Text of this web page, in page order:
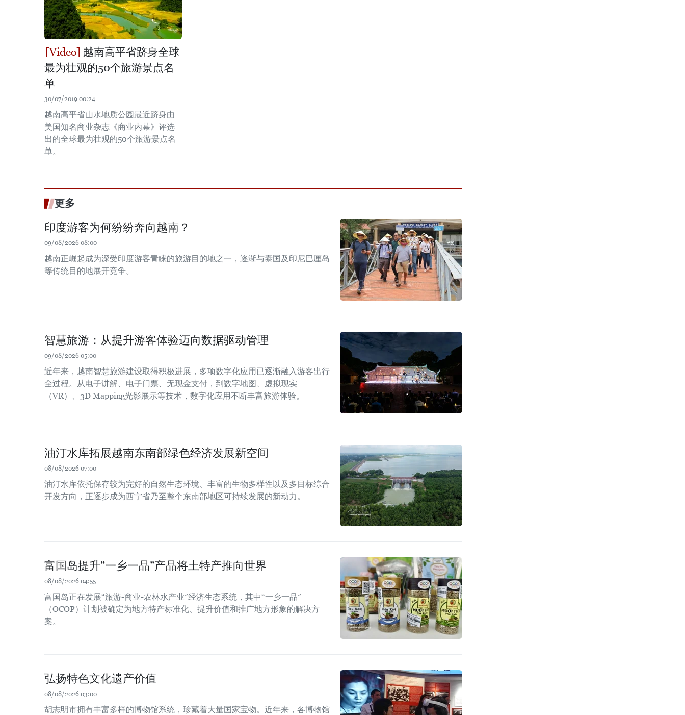
越南高平省跻身全球
最为壮观的50个旅游景点名
单
30/07/2019 00:24
越南高平省山水地质公园最近跻身由
美国知名商业杂志《商业内幕》评选
出的全球最为壮观的50个旅游景点名
单。
更多
印度游客为何纷纷奔向越南？
09/08/2026 08:00
越南正崛起成为深受印度游客青睐的旅游目的地之一，逐渐与泰国及印尼巴厘岛
等传统目的地展开竞争。
智慧旅游：从提升游客体验迈向数据驱动管理
09/08/2026 05:00
近年来，越南智慧旅游建设取得积极进展，多项数字化应用已逐渐融入游客出行
全过程。从电子讲解、电子门票、无现金支付，到数字地图、虚拟现实
（VR）、3D Mapping光影展示等技术，数字化应用不断丰富旅游体验。
油汀水库拓展越南东南部绿色经济发展新空间
08/08/2026 07:00
油汀水库依托保存较为完好的自然生态环境、丰富的生物多样性以及多目标综合
开发方向，正逐步成为西宁省乃至整个东南部地区可持续发展的新动力。
富国岛提升”一乡一品”产品将土特产推向世界
08/08/2026 04:55
富国岛正在发展“旅游-商业-农林水产业”经济生态系统，其中“一乡一品”
（OCOP）计划被确定为地方特产标准化、提升价值和推广地方形象的解决方
案。
弘扬特色文化遗产价值
08/08/2026 03:00
胡志明市拥有丰富多样的博物馆系统，珍藏着大量国家宝物。近年来，各博物馆